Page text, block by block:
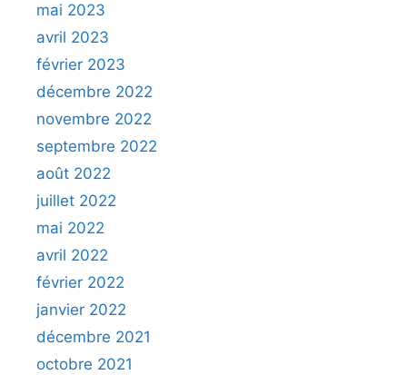
mai 2023
avril 2023
février 2023
décembre 2022
novembre 2022
septembre 2022
août 2022
juillet 2022
mai 2022
avril 2022
février 2022
janvier 2022
décembre 2021
octobre 2021